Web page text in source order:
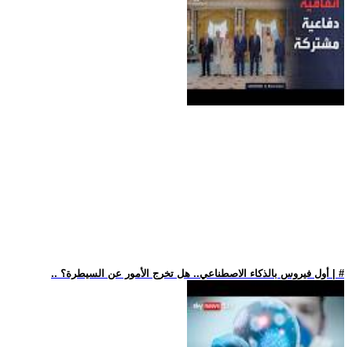
.. أول فيروس بالذكاء الاصطناعي.. هل تخرج الأمور عن السيطرة؟ | #